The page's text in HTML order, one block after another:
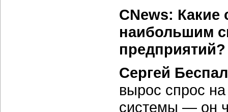
CNews: Какие
наибольшим
предприятий?
Сергей
вырос спрос
системы — он